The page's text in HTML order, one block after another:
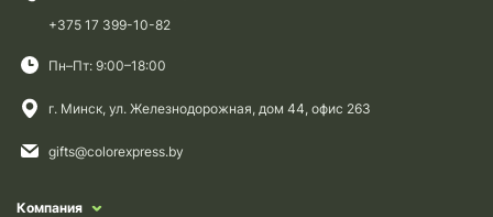
+375 17 399-10-82
Пн–Пт: 9:00–18:00
г. Минск, ул. Железнодорожная, дом 44, офис 263
gifts@colorexpress.by
Компания